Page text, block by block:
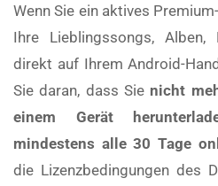
Wenn Sie ein aktives
Ihre Lieblingssongs,
direkt auf Ihrem Android-
Sie daran, dass Sie nicht
einem Gerät
mindestens alle 30 Tage
die Lizenzbedingungen des